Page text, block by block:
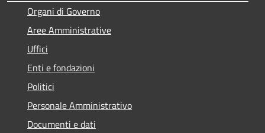
Organi di Governo
Aree Amministrative
Uffici
Enti e fondazioni
Politici
Personale Amministrativo
Documenti e dati